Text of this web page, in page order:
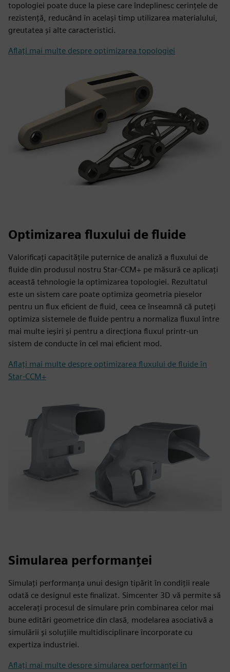
topologiei poate duce la piese care îndeplinesc cerințele de
rezistență, reducând în același timp utilizarea materialului,
greutatea și alte caracteristici.
Aflați mai multe despre optimizarea topologiei
Optimizarea fluxului de fluide
Valorificați capacitățile puternice de analiză a fluxului de
fluide din produsul nostru Star-CCM+ pe măsură ce aplicați
această tehnologie la optimizarea topologiei. Rezultatul
este un sistem care poate optimiza geometria pieselor
pentru un flux eficient de fluid, ceea ce înseamnă că puteți
optimiza sistemele de fluide pentru a normaliza fluxul între
mai multe ieșiri și pentru a direcționa fluxul printr-un
sistem de conducte în cel mai eficient mod.
Aflați mai multe despre optimizarea fluxului de fluide în
Star-CCM+
Simularea performanței
Simulați performanța unui design tipărit în condiții reale
odată ce designul este finalizat. Simcenter 3D vă permite să
accelerați procesul de simulare prin combinarea celor mai
bune editări geometrice din clasă, modelarea asociativă a
simulării și soluțiile multidisciplinare încorporate cu
expertiza industriei.
Aflați mai multe despre simularea performanței în